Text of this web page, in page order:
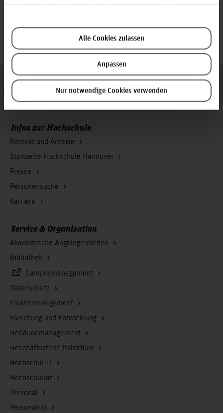
Alle Cookies zulassen
Anpassen
Nur notwendige Cookies verwendenZum Seitenanfang
Infos zur Hochschule
Kontakt und Anreise
Startseite Hochschule Hannover
Presse
Personensuche
Karriere
Folgen Sie uns
Service & Organisation
Akademische Angelegenheiten
Bibliothek
Campusmanagement
Datenschutz
Finanzmanagement
Forschung und Entwicklung
Gebäudemanagement
Geschäftsstelle Präsidium
Hochschul-IT
Hochschulrat
Personal
Personalrat